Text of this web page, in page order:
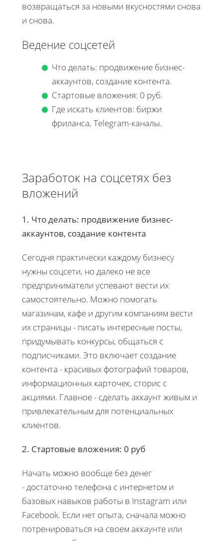
возвращаться за новыми вкусностями снова
и снова.
Ведение соцсетей
Что делать: продвижение бизнес-
аккаунтов, создание контента.
Стартовые вложения: 0 руб.
Где искать клиентов: биржи
фриланса, Telegram-каналы.
Заработок на соцсетях без
вложений
1. Что делать: продвижение бизнес-
аккаунтов, создание контента
Сегодня практически каждому бизнесу
нужны соцсети, но далеко не все
предприниматели успевают вести их
самостоятельно. Можно помогать
магазинам, кафе и другим компаниям вести
их страницы - писать интересные посты,
придумывать конкурсы, общаться с
подписчиками. Это включает создание
контента - красивых фотографий товаров,
информационных карточек, сторис с
акциями. Главное - сделать аккаунт живым и
привлекательным для потенциальных
клиентов.
2. Стартовые вложения: 0 руб
Начать можно вообще без денег
- достаточно телефона с интернетом и
базовых навыков работы в Instagram или
Facebook. Если нет опыта, сначала можно
потренироваться на своем аккаунте или